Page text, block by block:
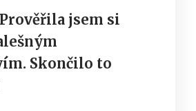
jsem si
Skončilo to